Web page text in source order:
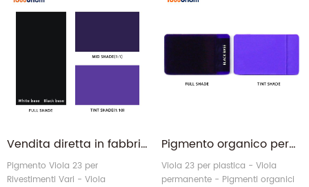
Vendita diretta in fabbrica Pigmento organico Viola 23 per rivestimenti
Pigmento Viola 23 per
Rivestimenti Vari - Viola
Pigmento organico permanente viola 23 all'ingrosso per materie plastiche
Viola 23 per plastica - Viola
permanente - Pigmenti organici